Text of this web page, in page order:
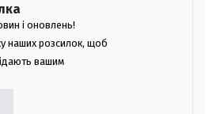
і оновлень!
наших розсилок, щоб
вашим